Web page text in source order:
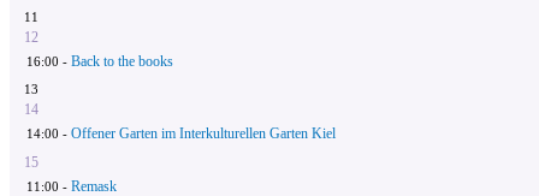
11
12
16:00 - Back to the books
13
14
14:00 - Offener Garten im Interkulturellen Garten Kiel
15
11:00 - Remask